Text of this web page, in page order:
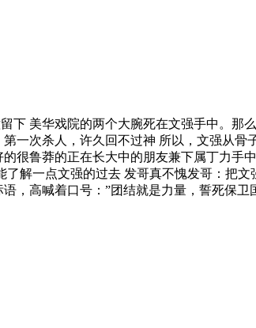
美华戏院的两个大腕死在文强手中。那
一次杀人，许久回不过神 所以，文强从
很鲁莽的正在长大中的朋友兼下属丁力手
解一点文强的过去 发哥真不愧发哥：把
，高喊着口号：”团结就是力量，誓死保